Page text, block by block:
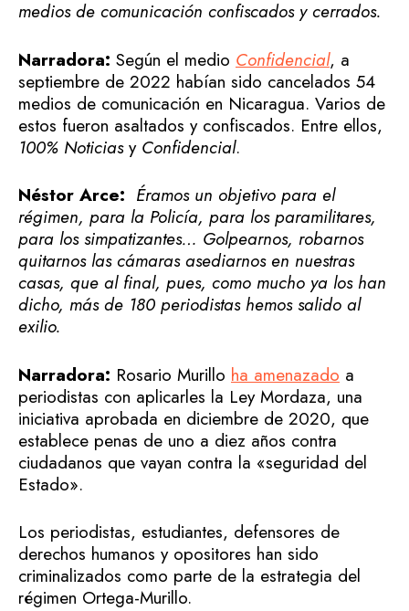
medios de comunicación confiscados y cerrados.
Narradora: Según el medio Confidencial, a
septiembre de 2022 habían sido cancelados 54
medios de comunicación en Nicaragua. Varios de
estos fueron asaltados y confiscados. Entre ellos,
100% NoticiasyConfidencial.
Néstor Arce: Éramos un objetivo para el
régimen, para la Policía, para los paramilitares,
para los simpatizantes… Golpearnos, robarnos
quitarnos las cámaras asediarnos en nuestras
casas, que al final, pues, como mucho ya los han
dicho, más de 180 periodistas hemos salido al
exilio.
Narradora: Rosario Murillo ha amenazado a
periodistas con aplicarles la Ley Mordaza, una
iniciativa aprobada en diciembre de 2020, que
establece penas de uno a diez años contra
ciudadanos que vayan contra la «seguridad del
Estado».
Los periodistas, estudiantes, defensores de
derechos humanos y opositores han sido
criminalizados como parte de la estrategia del
régimen Ortega-Murillo.